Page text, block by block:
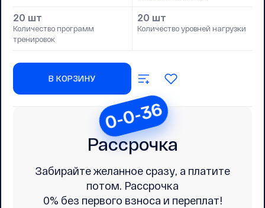
20 шт
Количество программ
тренировок
20 шт
Количество уровней нагрузки
В КОРЗИНУ
0-0-36
Рассрочка
Забирайте желанное сразу, а платите
потом. Рассрочка
0% без первого взноса и переплат!